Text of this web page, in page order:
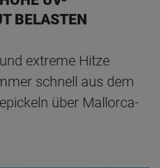
BELASTEN
extreme Hitze
schnell aus dem
über Mallorca-